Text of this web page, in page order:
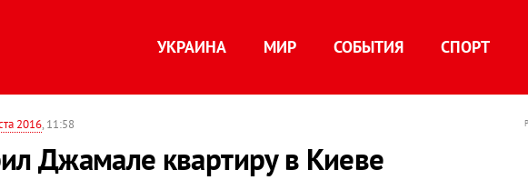
УКРАИНА МИР СОБЫТИЯ СПОРТ
2016, 11:58
Джамале квартиру в Киеве